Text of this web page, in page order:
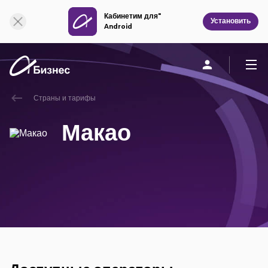
Кабинетим для"
Android
Установить
О компании
Страны и тарифы
Макао
Онлайн поддержка